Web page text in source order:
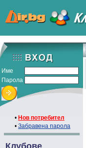
Име
Парола
• Нов потребител
• Забравена парола
Клубове